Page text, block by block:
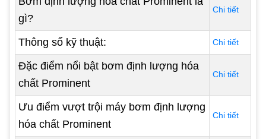
gì?
Chi tiết
Thông số kỹ thuật: Chi tiết
Đặc điểm nổi bật bơm định lượng hóa
chất Prominent
Chi tiết
Ưu điểm vượt trội máy bơm định lượng
hóa chất Prominent
Chi tiết